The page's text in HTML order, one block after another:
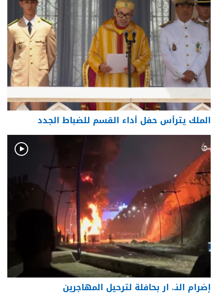
الملك يترأس حفل أداء القسم للضباط الجدد
إضرام النـ. ار بحافلة لترحيل المهاجرين